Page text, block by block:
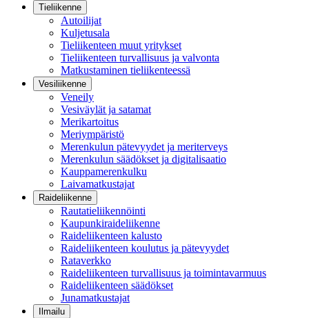
Tieliikenne
Autoilijat
Kuljetusala
Tieliikenteen muut yritykset
Tieliikenteen turvallisuus ja valvonta
Matkustaminen tieliikenteessä
Vesiliikenne
Veneily
Vesiväylät ja satamat
Merikartoitus
Meriympäristö
Merenkulun pätevyydet ja meriterveys
Merenkulun säädökset ja digitalisaatio
Kauppamerenkulku
Laivamatkustajat
Raideliikenne
Rautatieliikennöinti
Kaupunkiraideliikenne
Raideliikenteen kalusto
Raideliikenteen koulutus ja pätevyydet
Rataverkko
Raideliikenteen turvallisuus ja toimintavarmuus
Raideliikenteen säädökset
Junamatkustajat
Ilmailu